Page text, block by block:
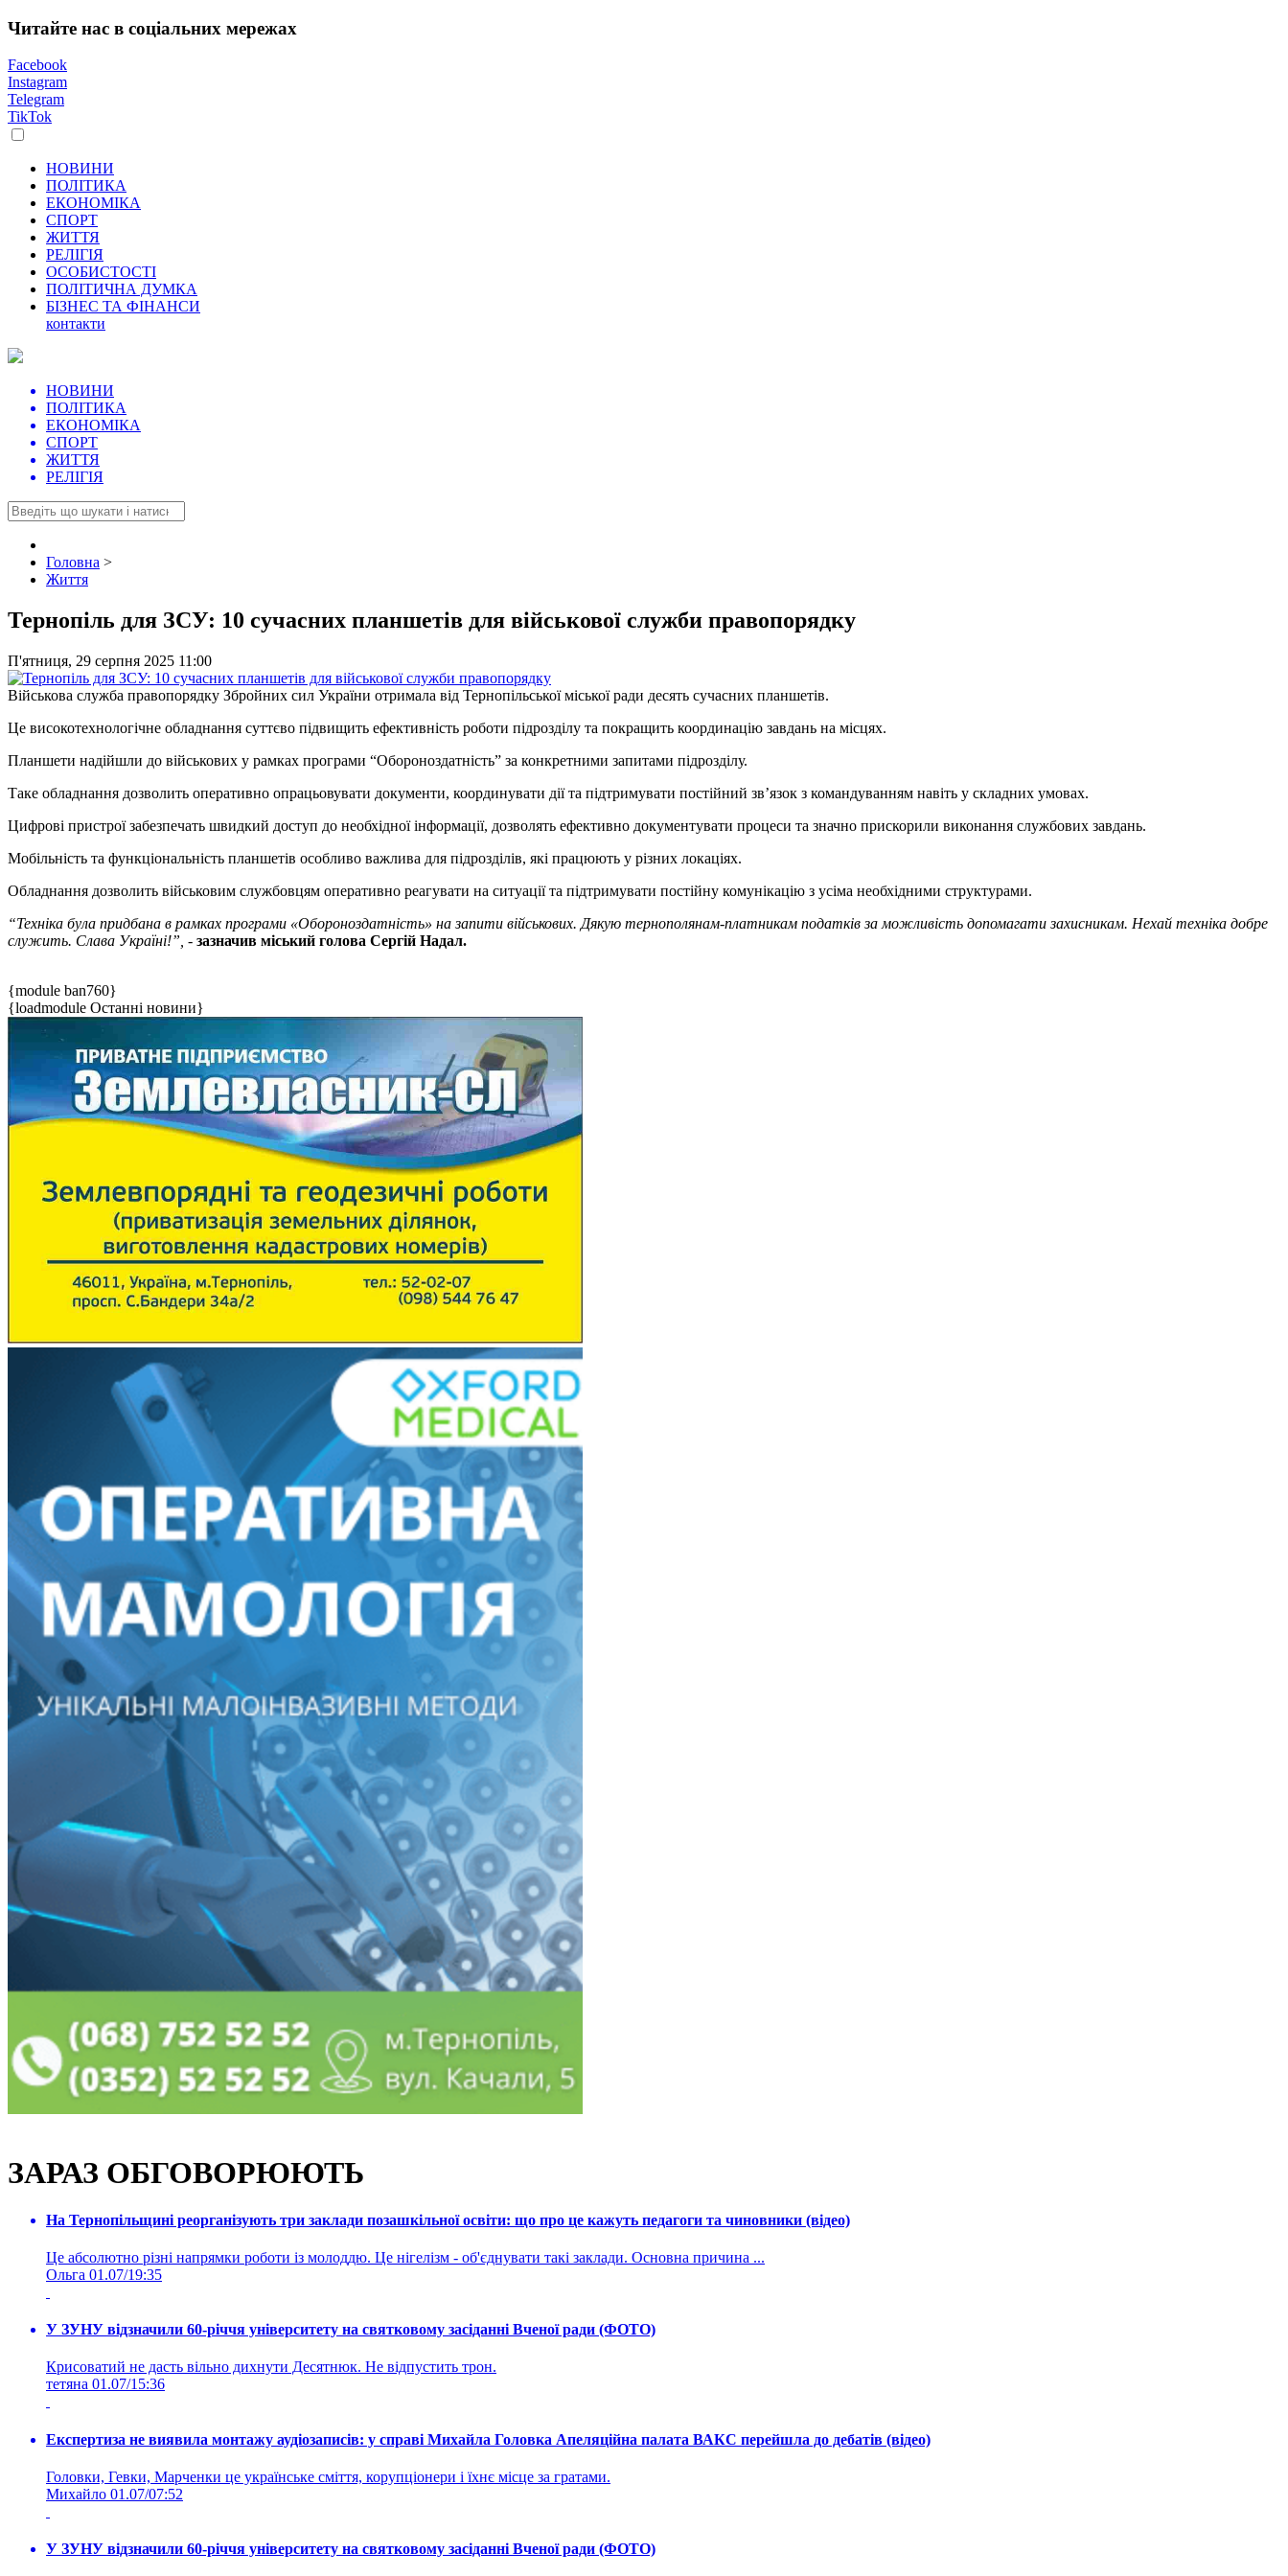
Читайте нас в соціальних мережах
Facebook
Instagram
Telegram
TikTok
НОВИНИ
ПОЛІТИКА
ЕКОНОМІКА
СПОРТ
ЖИТТЯ
РЕЛІГІЯ
ОСОБИСТОСТІ
ПОЛІТИЧНА ДУМКА
БІЗНЕС ТА ФІНАНСИ
контакти
НОВИНИ
ПОЛІТИКА
ЕКОНОМІКА
СПОРТ
ЖИТТЯ
РЕЛІГІЯ
Головна >
Життя
Тернопіль для ЗСУ: 10 сучасних планшетів для військової служби правопорядку
П'ятниця, 29 серпня 2025 11:00
Військова служба правопорядку Збройних сил України отримала від Тернопільської міської ради десять сучасних планшетів.
Це високотехнологічне обладнання суттєво підвищить ефективність роботи підрозділу та покращить координацію завдань на місцях.
Планшети надійшли до військових у рамках програми “Обороноздатність” за конкретними запитами підрозділу.
Таке обладнання дозволить оперативно опрацьовувати документи, координувати дії та підтримувати постійний зв’язок з командуванням навіть у складних умовах.
Цифрові пристрої забезпечать швидкий доступ до необхідної інформації, дозволять ефективно документувати процеси та значно прискорили виконання службових завдань.
Мобільність та функціональність планшетів особливо важлива для підрозділів, які працюють у різних локаціях.
Обладнання дозволить військовим службовцям оперативно реагувати на ситуації та підтримувати постійну комунікацію з усіма необхідними структурами.
“Техніка була придбана в рамках програми «Обороноздатність» на запити військових. Дякую тернополянам-платникам податків за можливість допомагати захисникам. Нехай техніка добре
служить. Слава Україні!”, - зазначив міський голова Сергій Надал.
{module ban760}
{loadmodule Останні новини}
ЗАРАЗ ОБГОВОРЮЮТЬ
На Тернопільщині реорганізують три заклади позашкільної освіти: що про це кажуть педагоги та чиновники (відео)
Це абсолютно різні напрямки роботи із молоддю. Це нігелізм - об'єднувати такі заклади. Основна причина ...
Ольга 01.07/19:35
У ЗУНУ відзначили 60-річчя університету на святковому засіданні Вченої ради (ФОТО)
Крисоватий не дасть вільно дихнути Десятнюк. Не відпустить трон.
тетяна 01.07/15:36
Експертиза не виявила монтажу аудіозаписів: у справі Михайла Головка Апеляційна палата ВАКС перейшла до дебатів (відео)
Головки, Гевки, Марченки це українське сміття, корупціонери і їхнє місце за гратами.
Михайло 01.07/07:52
У ЗУНУ відзначили 60-річчя університету на святковому засіданні Вченої ради (ФОТО)